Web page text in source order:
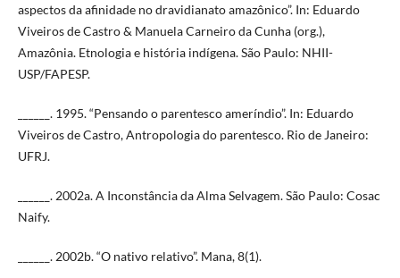
aspectos da afinidade no dravidianato amazônico”. In: Eduardo
Viveiros de Castro & Manuela Carneiro da Cunha (org.),
Amazônia. Etnologia e história indígena. São Paulo: NHII-
USP/FAPESP.
______. 1995. “Pensando o parentesco ameríndio”. In: Eduardo
Viveiros de Castro, Antropologia do parentesco. Rio de Janeiro:
UFRJ.
______. 2002a. A Inconstância da Alma Selvagem. São Paulo: Cosac
Naify.
______. 2002b. “O nativo relativo”. Mana, 8(1).